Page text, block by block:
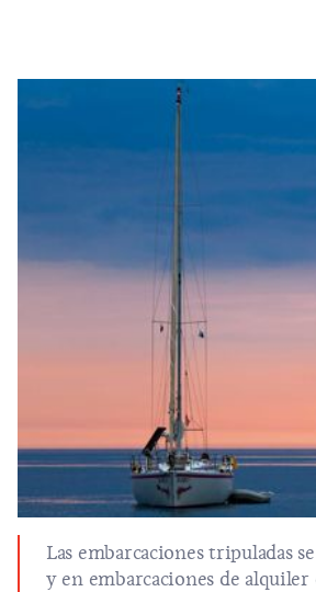
Las embarcaciones tripuladas
y en embarcaciones de alquiler